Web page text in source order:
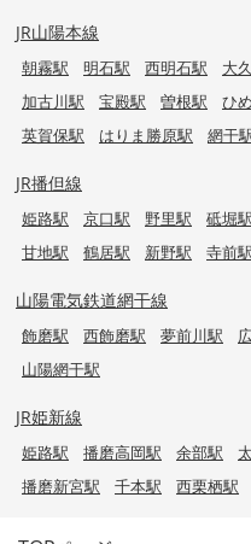
JR山陽本線
朝霧駅 明石駅 西明石駅 大
加古川駅
宝殿駅 曽根駅 ひ
英賀保駅
はりま勝原駅 網干
JR播但線
姫路駅 京口駅 野里駅 砥堀駅
甘地駅
鶴居駅 新野駅 寺前駅
山陽電気鉄道網干線
飾磨駅 西飾磨駅 夢前川駅
山陽網干駅
JR姫新線
姫路駅 播磨高岡駅 余部駅
播磨新宮駅
千本駅 西栗栖駅